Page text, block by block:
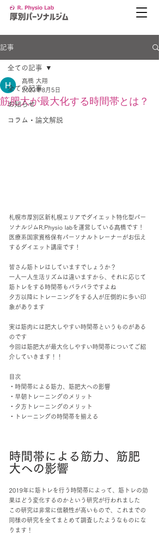
記事
全ての記事
お知らせ
コラム・論文解説
全ての記事
筋肥大が最大化する時間帯とは？
髙橋 大翔
2023年8月5日
札幌市厚別区新札幌エリアでダイエット特化型パー
ソナルジムR.Physio labを運営している髙橋です！
医療系国家資格保有パーソナルトレーナーがお伝え
するダイエット講座です！
皆さん筋トレはしていますでしょうか？
一人一人生活リズムは違いますから、それに応じて
筋トレをする時間帯もバラバラですよね
夕方以降にトレーニングをする人が圧倒的に多い印
象があります
実は筋肉には肥大しやすい時間帯というものがある
のです
今回は筋肥大が最大化しやすい時間帯についてご紹
介していきます！！
目次
・時間帯による筋力、筋肥大への影響
・早朝トレーニングのメリット
・夕方トレーニングのメリット
・トレーニングの時間帯を揃える
時間帯による筋力、筋肥
大への影響
2019年に筋トレを行う時間帯によって、筋トレの効
果はどう変化するのかという研究が行われました
この研究は非常に信頼性が高いもので、これまでの
同様の研究を全てまとめて調査したようなものにな
ります！